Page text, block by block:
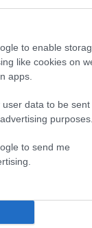
to enable
like cookies on
apps.
user data to be sent
purposes.
to send me
Κυριάκος
ολιγοήμερες
Δέδες ο
του
της ΑΕΚ
Νέες
στην εθνική